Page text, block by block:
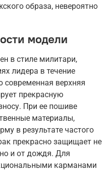
образа, невероятно
модели
в стиле милитари,
лидера в течение
современная верхняя
прекрасную
При ее пошиве
материалы,
в результате частого
прекрасно защищает не
и от дождя. Для
карманами